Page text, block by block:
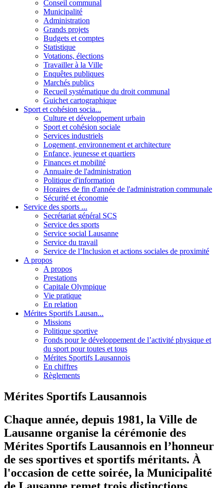
Conseil communal
Municipalité
Administration
Grands projets
Budgets et comptes
Statistique
Votations, élections
Travailler à la Ville
Enquêtes publiques
Marchés publics
Recueil systématique du droit communal
Guichet cartographique
Sport et cohésion socia...
Culture et développement urbain
Sport et cohésion sociale
Services industriels
Logement, environnement et architecture
Enfance, jeunesse et quartiers
Finances et mobilité
Annuaire de l'administration
Politique d'information
Horaires de fin d'année de l'administration communale
Sécurité et économie
Service des sports ...
Secrétariat général SCS
Service des sports
Service social Lausanne
Service du travail
Service de l’Inclusion et actions sociales de proximité
A propos
A propos
Prestations
Capitale Olympique
Vie pratique
En relation
Mérites Sportifs Lausan...
Missions
Politique sportive
Fonds pour le développement de l’activité physique et
du sport pour toutes et tous
Mérites Sportifs Lausannois
En chiffres
Règlements
Mérites Sportifs Lausannois
Chaque année, depuis 1981, la Ville de
Lausanne organise la cérémonie des
Mérites Sportifs Lausannois en l’honneur
de ses sportives et sportifs méritants. À
l'occasion de cette soirée, la Municipalité